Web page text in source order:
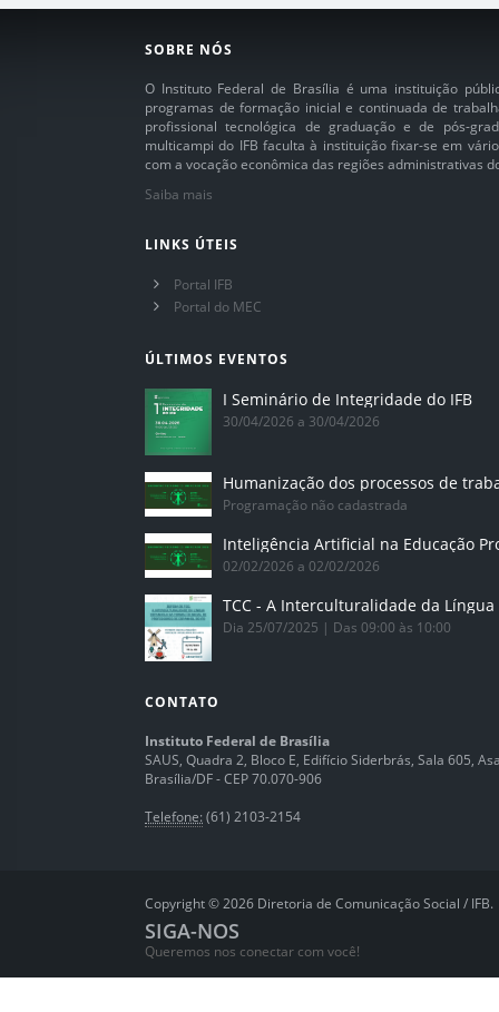
SOBRE NÓS
O Instituto Federal de Brasília é uma instituição
programas de formação inicial e continuada de
profissional tecnológica de graduação e de pós-
multicampi do IFB faculta à instituição fixar-se em
com a vocação econômica das regiões administrativas
Saiba mais
LINKS ÚTEIS
Portal IFB
Portal do MEC
ÚLTIMOS EVENTOS
I Seminário de Integridade do IFB
30/04/2026 a 30/04/2026
Humanização dos processos de
Programação não cadastrada
02/02/2026 a 02/02/2026
Dia 25/07/2025 | Das 09:00 às 10:00
CONTATO
Instituto Federal de Brasília
SAUS, Quadra 2, Bloco E, Edifício Siderbrás, Sala 605,
Brasília/DF - CEP 70.070-906
Telefone: (61) 2103-2154
Copyright © 2026 Diretoria de Comunicação Social / IFB.
SIGA-NOS
Queremos nos conectar com você!